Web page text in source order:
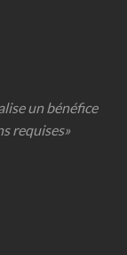
un bénéfice
requises»